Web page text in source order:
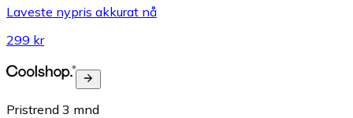
Laveste nypris akkurat nå
299 kr
Pristrend 3 mnd